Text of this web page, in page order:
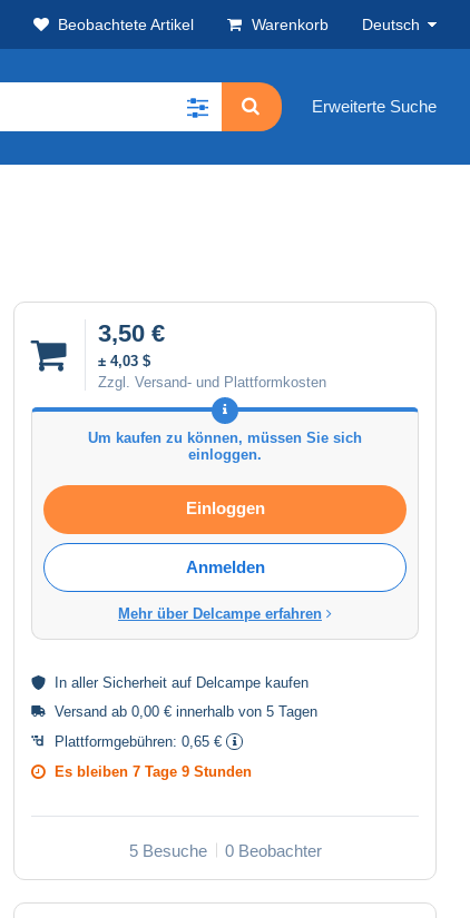
Beobachtete Artikel Warenkorb Deutsch
Erweiterte Suche
3,50 €
± 4,03 $
Zzgl. Versand- und Plattformkosten
Um kaufen zu können, müssen Sie sich
einloggen.
Einloggen
Anmelden
Mehr über Delcampe erfahren
In aller Sicherheit auf Delcampe kaufen
Versand ab 0,00 € innerhalb von 5 Tagen
Plattformgebühren: 0,65 €
Es bleiben 7 Tage 9 Stunden
5 Besuche 0 Beobachter